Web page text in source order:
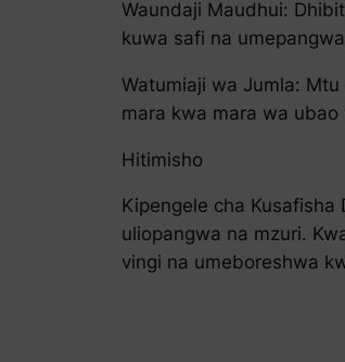
Waundaji Maudhui:
kuwa safi na
Watumiaji wa Jumla:
mara kwa mara wa
Hitimisho
Kipengele cha
uliopangwa na mzuri.
vingi na umeboreshwa